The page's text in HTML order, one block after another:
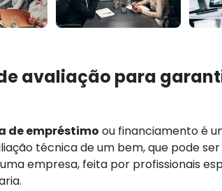
avaliação para
de empréstimo ou financiamento é
técnica de um bem, que pode
empresa, feita por profissionais